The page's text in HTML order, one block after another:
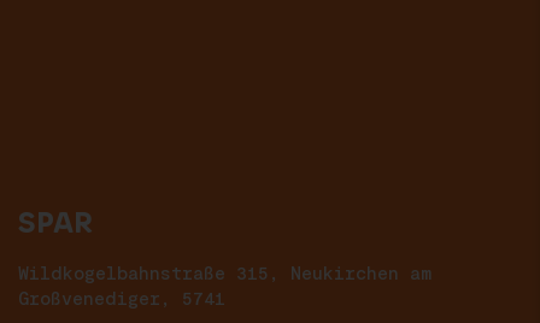
SPAR
Wildkogelbahnstraße 315, Neukirchen am
Großvenediger, 5741